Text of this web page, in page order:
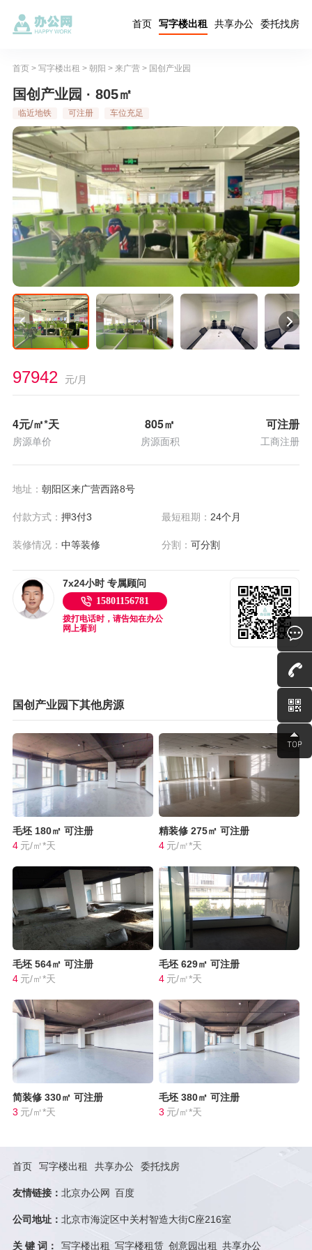
首页 写字楼出租 共享办公 委托找房
首页> 写字楼出租 > 朝阳 > 来广营> 国创产业园
国创产业园 · 805㎡
临近地铁 可注册 车位充足
97942 元/月
4元/㎡*天
房源单价
805㎡
房源面积
可注册
工商注册
地址： 朝阳区来广营西路8号
付款方式： 押3付3 最短租期： 24个月
装修情况： 中等装修 分割：可分割
7x24小时 专属顾问
15801156781
拨打电话时，请告知在办公
网上看到
国创产业园下其他房源
毛坯 180㎡ 可注册
4 元/㎡*天
精装修 275㎡ 可注册
4 元/㎡*天
毛坯 564㎡ 可注册
4 元/㎡*天
毛坯 629㎡ 可注册
4 元/㎡*天
简装修 330㎡ 可注册
3 元/㎡*天
毛坯 380㎡ 可注册
3 元/㎡*天
首页 写字楼出租 共享办公 委托找房
友情链接： 北京办公网 百度
公司地址： 北京市海淀区中关村智造大街C座216室
关 键 词： 写字楼出租 写字楼租赁 创意园出租 共享办公